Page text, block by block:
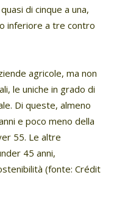
di cinque a una,
inferiore a tre contro
agricole, ma non
le uniche in grado di
Di queste, almeno
e poco meno della
55. Le altre
45 anni,
(fonte: Crédit